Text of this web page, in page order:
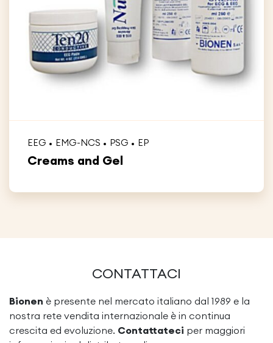
EEG EMG-NCS PSG EP
Creams and Gel
CONTATTACI
Bionen è presente nel mercato italiano dal 1989 e la
nostra rete vendita internazionale è in continua
crescita ed evoluzione. Contattateci per maggiori